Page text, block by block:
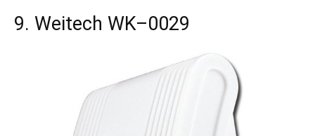
9. Weitech WK–0029